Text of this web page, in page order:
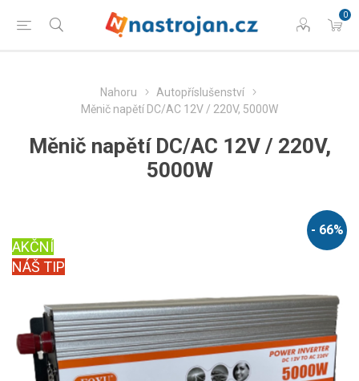
0
Nahoru
Autopříslušenství
Měnič napětí DC/AC 12V / 220V, 5000W
Měnič napětí DC/AC 12V / 220V,
5000W
- 66%
NÁŠ TIP
AKČNÍ